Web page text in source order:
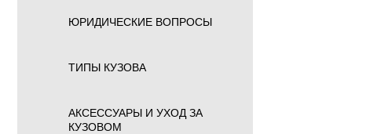
ЮРИДИЧЕСКИЕ ВОПРОСЫ
ТИПЫ КУЗОВА
АКСЕССУАРЫ И УХОД ЗА
КУЗОВОМ